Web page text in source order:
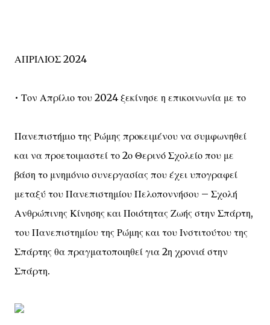
ΑΠΡΙΛΙΟΣ 2024
• Τον Απρίλιο του 2024 ξεκίνησε η επικοινωνία με το
Πανεπιστήμιο της Ρώμης προκειμένου να συμφωνηθεί
και να προετοιμαστεί το 2ο Θερινό Σχολείο που με
βάση το μνημόνιο συνεργασίας που έχει υπογραφεί
μεταξύ του Πανεπιστημίου Πελοποννήσου – Σχολή
Ανθρώπινης Κίνησης και Ποιότητας Ζωής στην Σπάρτη,
του Πανεπιστημίου της Ρώμης και του Ινστιτούτου της
Σπάρτης θα πραγματοποιηθεί για 2η χρονιά στην
Σπάρτη.